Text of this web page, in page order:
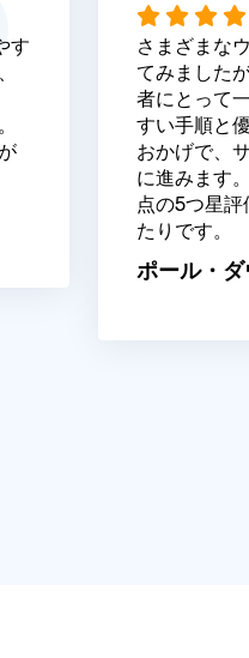
す
さまざまな
てみました
者にとって
すい手順と
おかげで、
に進みます
点の5つ星
たりです。
ポール・